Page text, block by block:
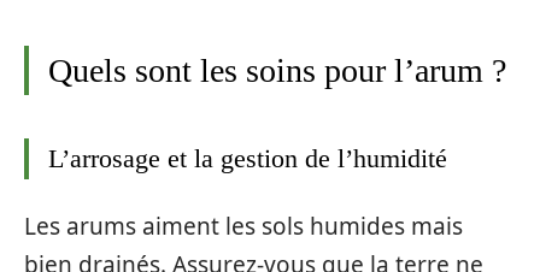
Quels sont les soins pour l’arum ?
L’arrosage et la gestion de l’humidité
Les arums aiment les sols humides mais
bien drainés. Assurez-vous que la terre ne